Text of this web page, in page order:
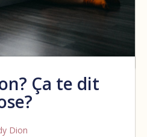
Ça te dit
Dion